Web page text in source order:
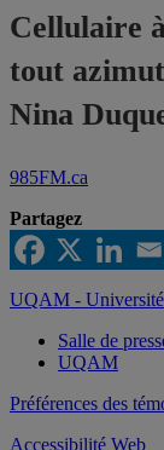
Cellulaire
tout
Nina
985FM.ca
Partagez
UQAM - Université
Salle de
UQAM
Préférences des
Accessibilité Web